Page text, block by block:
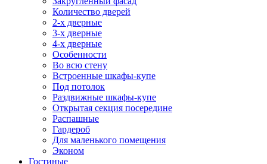
Количество дверей
2-х дверные
3-х дверные
4-х дверные
Особенности
Во всю стену
Встроенные шкафы-купе
Под потолок
Раздвижные шкафы-купе
Открытая секция посередине
Распашные
Гардероб
Для маленького помещения
Эконом
Гостиные